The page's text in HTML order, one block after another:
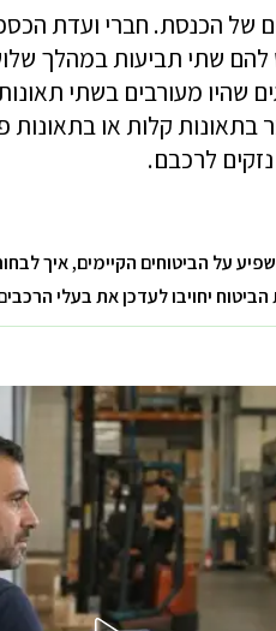
של הכנסת. חברי ועדת
להם שתי תביעות במהלך
שהיו מעורבים בשתי
קלות או בתאונות
לרכבם.
על הביטוחים הקיימים, איך
יחויבו לעדכן את בעלי